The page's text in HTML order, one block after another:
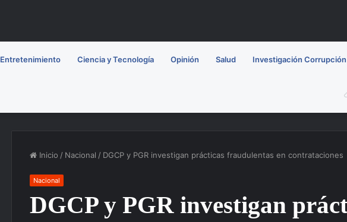
Entretenimiento Ciencia y Tecnología Opinión Salud Investigación Corrupción
Inicio / Nacional / DGCP y PGR investigan prácticas fraudulentas en contrataciones
Nacional
DGCP y PGR investigan